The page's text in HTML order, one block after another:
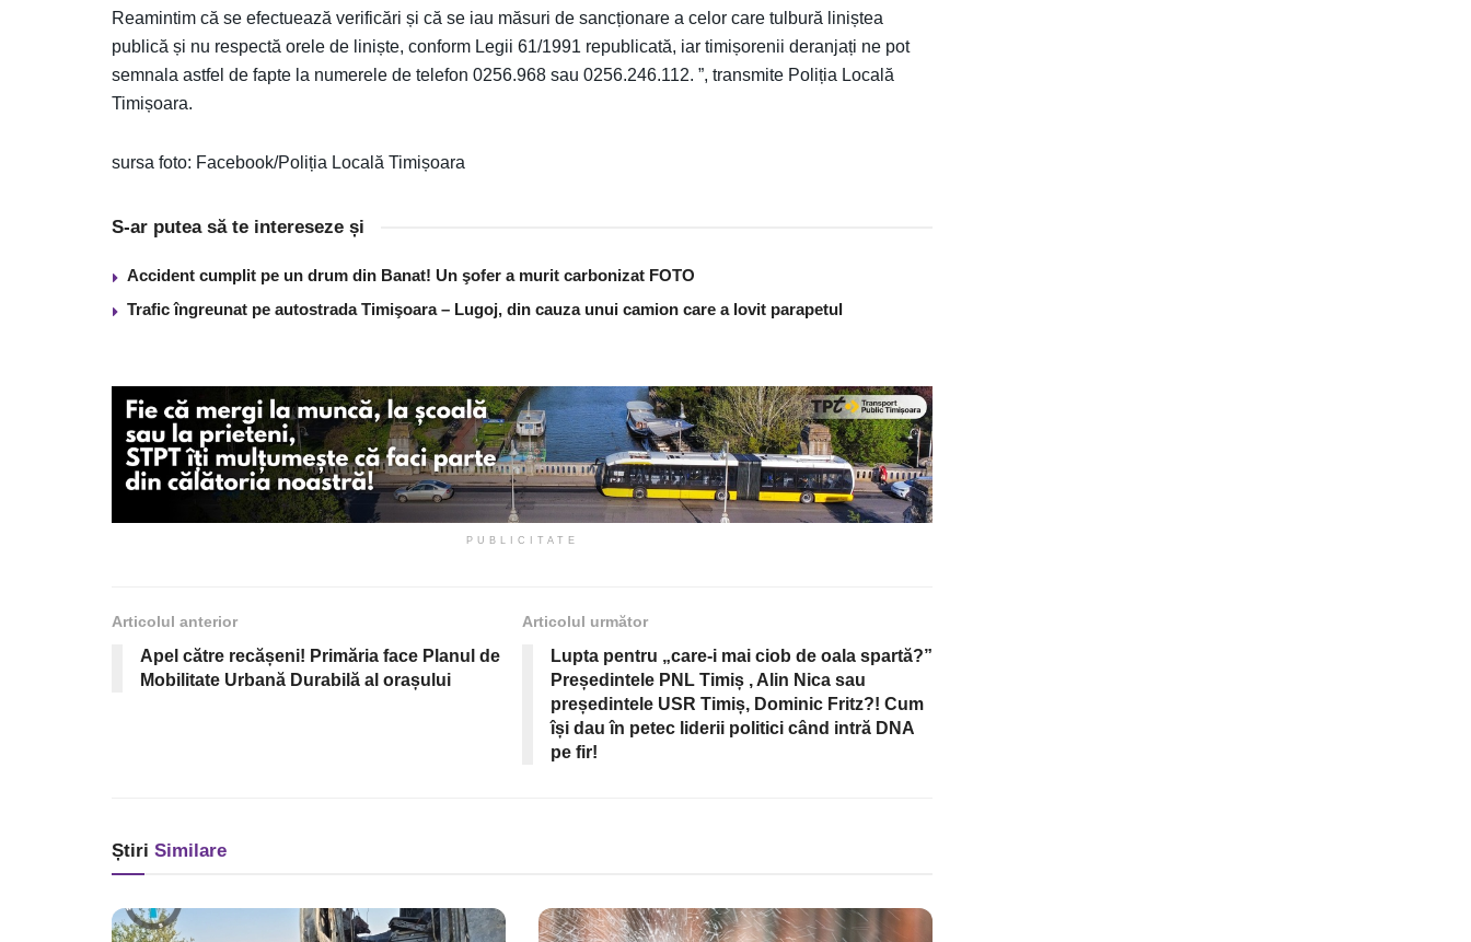
Reamintim că se efectuează verificări și că se iau măsuri de sancționare a celor care tulbură liniștea
publică și nu respectă orele de liniște, conform Legii 61/1991 republicată, iar timișorenii deranjați ne pot
semnala astfel de fapte la numerele de telefon 0256.968 sau 0256.246.112. ”, transmite Poliția Locală
Timișoara.
sursa foto: Facebook/Poliția Locală Timișoara
S-ar putea să te intereseze și
Accident cumplit pe un drum din Banat! Un şofer a murit carbonizat FOTO
Trafic îngreunat pe autostrada Timişoara – Lugoj, din cauza unui camion care a lovit parapetul
PUBLICITATE
Articolul anterior
Apel către recășeni! Primăria face Planul de
Mobilitate Urbană Durabilă al orașului
Articolul următor
Lupta pentru „care-i mai ciob de oala spartă?”
Președintele PNL Timiș , Alin Nica sau
președintele USR Timiș, Dominic Fritz?! Cum
își dau în petec liderii politici când intră DNA
pe fir!
Știri Similare